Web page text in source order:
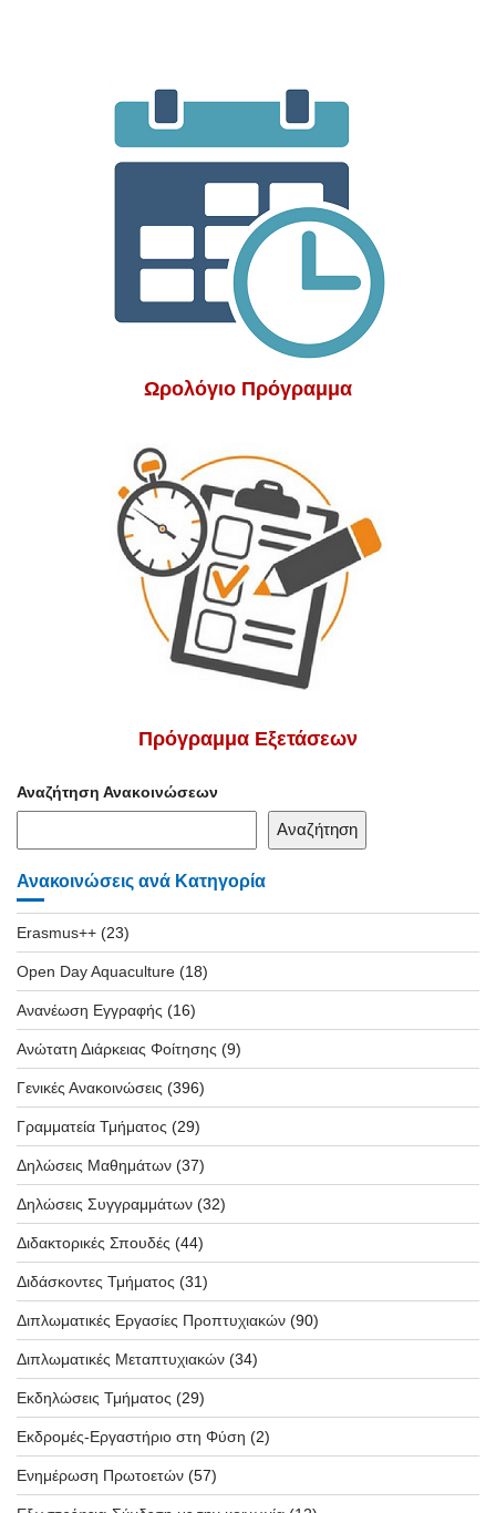
Ωρολόγιο Πρόγραμμα
Πρόγραμμα Εξετάσεων
Αναζήτηση Ανακοινώσεων
Αναζήτηση
Ανακοινώσεις ανά Κατηγορία
Erasmus++ (23)
Open Day Aquaculture (18)
Ανανέωση Εγγραφής (16)
Ανώτατη Διάρκειας Φοίτησης (9)
Γενικές Ανακοινώσεις (396)
Γραμματεία Τμήματος (29)
Δηλώσεις Μαθημάτων (37)
Δηλώσεις Συγγραμμάτων (32)
Διδακτορικές Σπουδές (44)
Διδάσκοντες Τμήματος (31)
Διπλωματικές Εργασίες Προπτυχιακών (90)
Διπλωματικές Μεταπτυχιακών (34)
Εκδηλώσεις Τμήματος (29)
Εκδρομές-Εργαστήριο στη Φύση (2)
Ενημέρωση Πρωτοετών (57)